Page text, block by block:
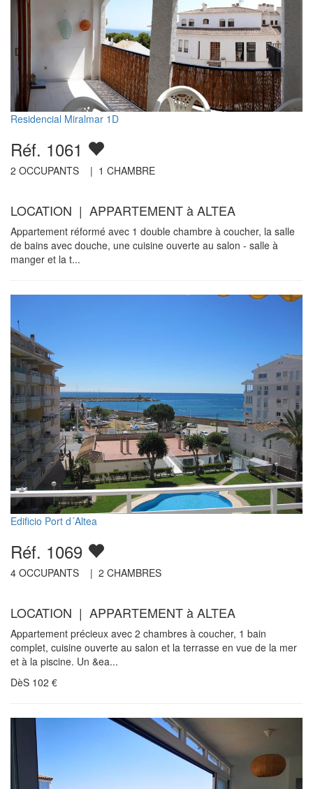
Residencial Miralmar 1D
Réf. 1061
2 OCCUPANTS | 1 CHAMBRE
LOCATION | APPARTEMENT à ALTEA
Appartement réformé avec 1 double chambre à coucher, la salle
de bains avec douche, une cuisine ouverte au salon - salle à
manger et la t...
Edificio Port d´Altea
Réf. 1069
4 OCCUPANTS | 2 CHAMBRES
LOCATION | APPARTEMENT à ALTEA
Appartement précieux avec 2 chambres à coucher, 1 bain
complet, cuisine ouverte au salon et la terrasse en vue de la mer
et à la piscine. Un &ea...
DèS 102 €